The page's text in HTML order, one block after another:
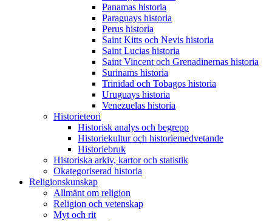
Panamas historia
Paraguays historia
Perus historia
Saint Kitts och Nevis historia
Saint Lucias historia
Saint Vincent och Grenadinernas historia
Surinams historia
Trinidad och Tobagos historia
Uruguays historia
Venezuelas historia
Historieteori
Historisk analys och begrepp
Historiekultur och historiemedvetande
Historiebruk
Historiska arkiv, kartor och statistik
Okategoriserad historia
Religionskunskap
Allmänt om religion
Religion och vetenskap
Myt och rit